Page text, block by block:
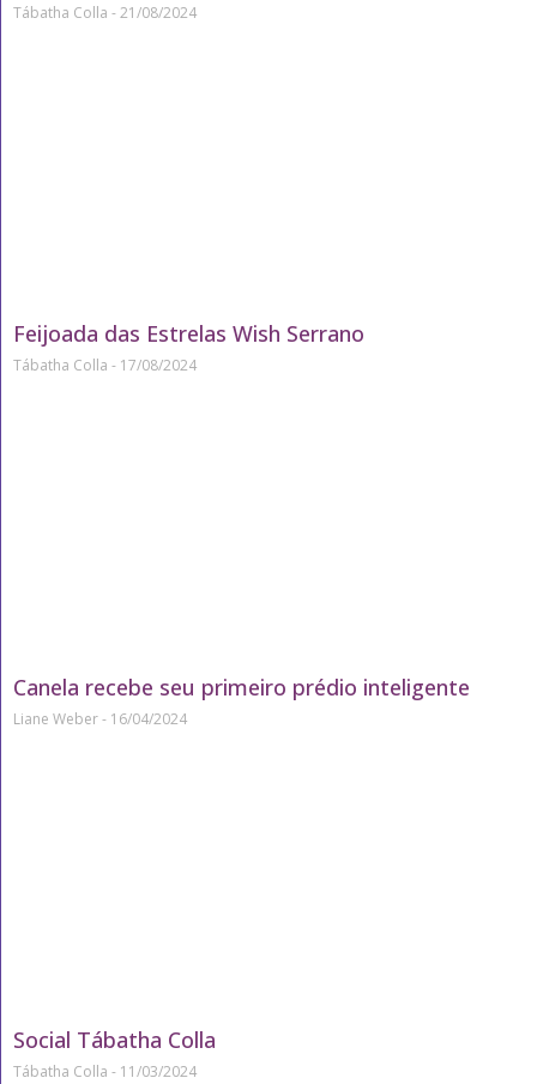
Tábatha Colla 21/08/2024
Feijoada das Estrelas Wish Serrano
Tábatha Colla 17/08/2024
Canela recebe seu primeiro prédio inteligente
Liane Weber 16/04/2024
Social Tábatha Colla
Tábatha Colla 11/03/2024